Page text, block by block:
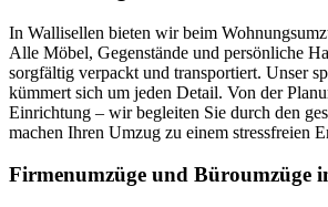
In Wallisellen bieten wir beim
Alle Möbel, Gegenstände und persönliche
sorgfältig verpackt und transportiert. Unser
kümmert sich um jeden Detail. Von der
Einrichtung – wir begleiten Sie durch den
machen Ihren Umzug zu einem stressfreien
Firmenumzüge und Büroumzüge